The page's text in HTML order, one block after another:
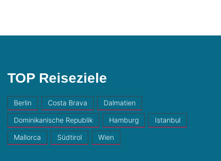
TOP Reiseziele
Berlin Costa Brava Dalmatien
Dominikanische Republik Hamburg Istanbul
Mallorca Südtirol Wien